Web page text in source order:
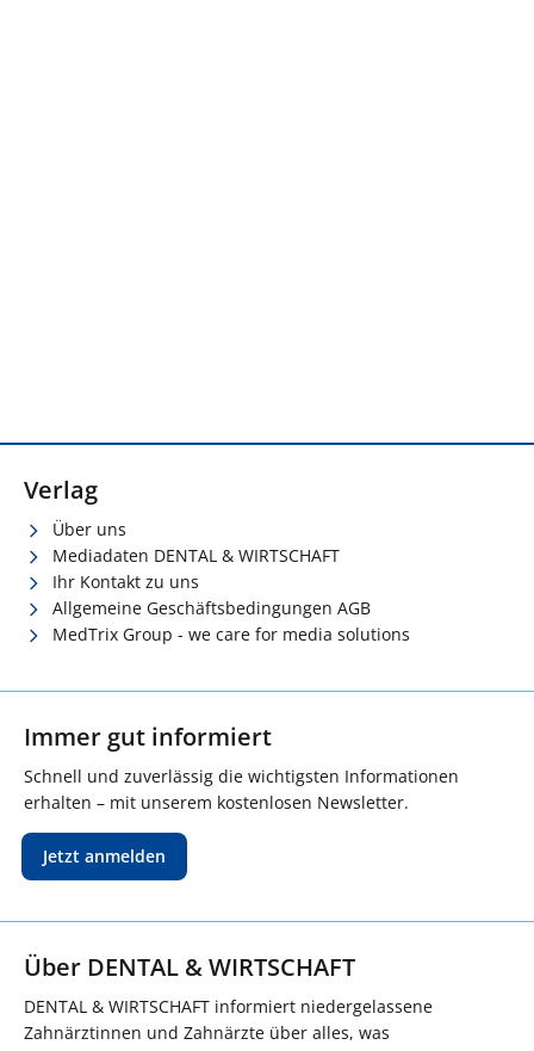
Verlag
Über uns
Mediadaten DENTAL & WIRTSCHAFT
Ihr Kontakt zu uns
Allgemeine Geschäftsbedingungen AGB
MedTrix Group - we care for media solutions
Immer gut informiert
Schnell und zuverlässig die wichtigsten Informationen
erhalten – mit unserem kostenlosen Newsletter.
Jetzt anmelden
Über DENTAL & WIRTSCHAFT
DENTAL & WIRTSCHAFT informiert niedergelassene
Zahnärztinnen und Zahnärzte über alles, was